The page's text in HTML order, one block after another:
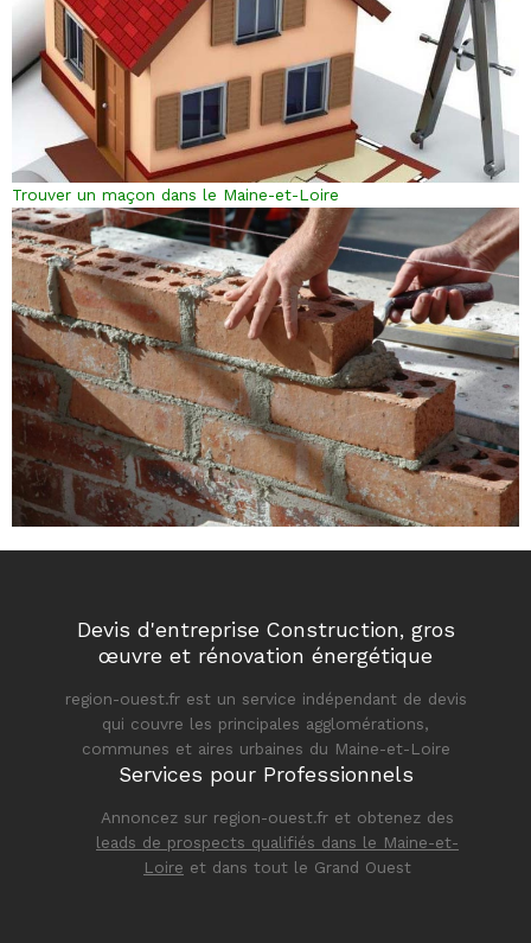
Trouver un maçon dans le Maine-et-Loire
Devis d'entreprise Construction, gros
œuvre et rénovation énergétique
region-ouest.fr est un service indépendant de devis
qui couvre les principales agglomérations,
communes et aires urbaines du Maine-et-Loire
Services pour Professionnels
Annoncez sur region-ouest.fr et obtenez des
leads de prospects qualifiés dans le Maine-et-
Loire et dans tout le Grand Ouest